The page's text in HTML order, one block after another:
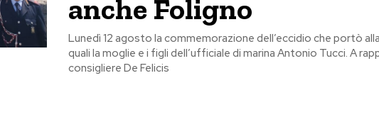
anche Foligno
Lunedì 12 agosto la commemorazione dell’eccidio che portò
quali la moglie e i figli dell’ufficiale di marina Antonio Tucci. A
consigliere De Felicis